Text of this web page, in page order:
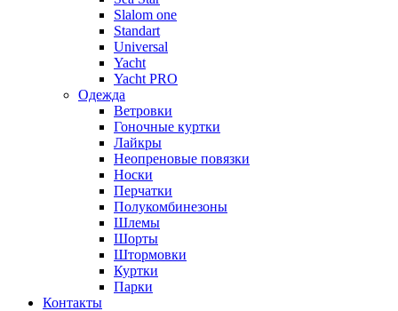
Slalom one
Standart
Universal
Yacht
Yacht PRO
Одежда
Ветровки
Гоночные куртки
Лайкры
Неопреновые повязки
Носки
Перчатки
Полукомбинезоны
Шлемы
Шорты
Штормовки
Куртки
Парки
Контакты